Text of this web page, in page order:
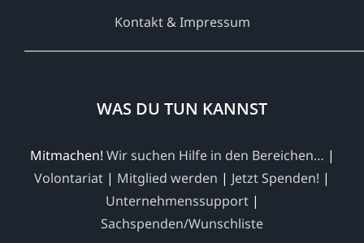
Kontakt & Impressum
WAS DU TUN KANNST
Mitmachen! Wir suchen Hilfe in den Bereichen… |
Volontariat | Mitglied werden | Jetzt Spenden! |
Unternehmenssupport|
Sachspenden/Wunschliste